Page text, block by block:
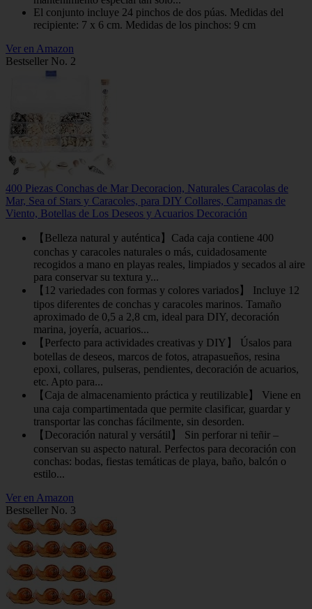
El conjunto incluye 24 pinchos de dos púas. Medidas del
recipiente: 7 x 6 cm. Medidas de los pinchos: 9 cm
Ver en Amazon
Bestseller No. 2
400 Piezas Conchas de Mar Decoracion, Naturales Caracolas de
Mar, Sea of Stars y Caracoles, para DIY Collares, Campanas de
Viento, Botellas de Los Deseos y Acuarios Decoración
【Belleza natural y auténtica】Cada caja contiene 400
conchas y caracoles naturales o más, cuidadosamente
recogidos a mano en playas reales, limpiados y secados al aire
para conservar su textura y...
【12 variedades con formas y colores variados】 Incluye 12
tipos diferentes de conchas y caracoles marinos. Tamaño
aproximado de 0,5 a 2,8 cm, ideal para DIY, decoración
marina, joyería, acuarios...
【Perfecto para actividades creativas y DIY】 Úsalos para
botellas de deseos, marcos de fotos, atrapasueños, resina
epoxi, collares, pulseras, pendientes, decoración de acuarios,
etc. Apto para...
【Caja de almacenamiento práctica y reutilizable】 Viene en
una caja compartimentada que permite clasificar, guardar y
transportar las conchas fácilmente, sin desorden.
【Decoración natural y versátil】 Sin perforar ni teñir –
conservan su aspecto natural. Perfectos para decoración con
conchas: bodas, fiestas temáticas de playa, baño, balcón o
estilo...
Ver en Amazon
Bestseller No. 3